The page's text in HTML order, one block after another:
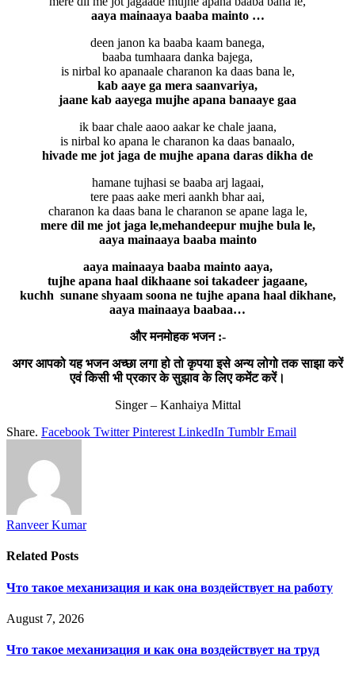
aaya mainaaya baaba mainto …
deen janon ka baaba kaam banega,
baaba tumhaara danka bajega,
is nirbal ko apanaale charanon ka daas bana le,
kab aaye ga mera saanvariya,
jaane kab aayega mujhe apana banaaye gaa
ik baar chale aaoo aakar ke chale jaana,
is nirbal ko apana le charanon ka daas banaalo,
hivade me jot jaga de mujhe apana daras dikha de
hamane tujhasi se baaba arj lagaai,
tere paas aake meri aankh bhar aai,
charanon ka daas bana le charanon se apane laga le,
mere dil me jot jaga le,mehandeepur mujhe bula le,
aaya mainaaya baaba mainto
aaya mainaaya baaba mainto aaya,
tujhe apana haal dikhaane soi takadeer jagaane,
kuchh sunane shyaam soona ne tujhe apana haal dikhane,
aaya mainaaya baabaa…
और मनमोहक भजन :-
अगर आपको यह भजन अच्छा लगा हो तो कृपया इसे अन्य लोगो तक साझा करें
एवं किसी भी प्रकार के सुझाव के लिए कमेंट करें।
Singer – Kanhaiya Mittal
Share. Facebook Twitter Pinterest LinkedIn Tumblr Email
Ranveer Kumar
Related Posts
Что такое механизация и как она воздействует на работу
August 7, 2026
Что такое механизация и как она воздействует на труд